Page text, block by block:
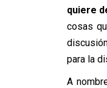
quiere
cosas
para la
A